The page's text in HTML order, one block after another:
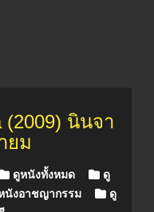
(2009) นินจา
ยม
ดูหนังทั้งหมด
ดู
นังอาชญากรรม
ดู